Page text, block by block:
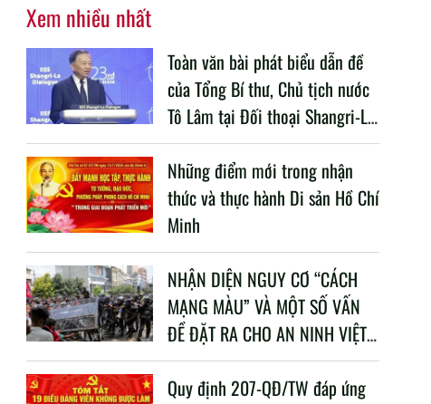
Xem nhiều nhất
Toàn văn bài phát biểu dẫn đề
của Tổng Bí thư, Chủ tịch nước
Tô Lâm tại Đối thoại Shangri-La
lần thứ 23
Những điểm mới trong nhận
thức và thực hành Di sản Hồ Chí
Minh
NHẬN DIỆN NGUY CƠ “CÁCH
MẠNG MÀU” VÀ MỘT SỐ VẤN
ĐỀ ĐẶT RA CHO AN NINH VIỆT
NAM TRONG BỐI CẢNH HIỆN
NAY
Quy định 207-QĐ/TW đáp ứng